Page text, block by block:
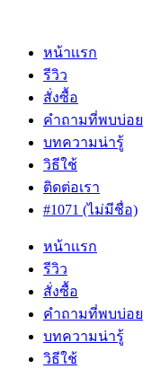
contentหน้าเเรก
รีวิว
สั่งซื้อ
คำถามที่พบบ่อย
บทความน่ารู้
วิธีใช้
ติดต่อเรา
#1071 (ไม่มีชื่อ)
หน้าเเรก
รีวิว
สั่งซื้อ
คำถามที่พบบ่อย
บทความน่ารู้
วิธีใช้